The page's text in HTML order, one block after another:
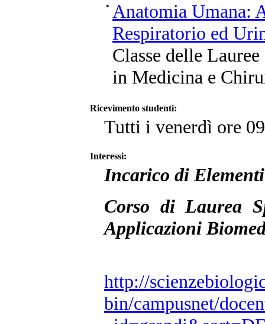
• Anatomia Umana:
Respiratorio ed
Classe delle
in Medicina e
Ricevimento studenti:
Tutti i venerdì ore
Interessi:
Incarico di
Corso di Laurea
Applicazioni
http://
bin/campusnet/